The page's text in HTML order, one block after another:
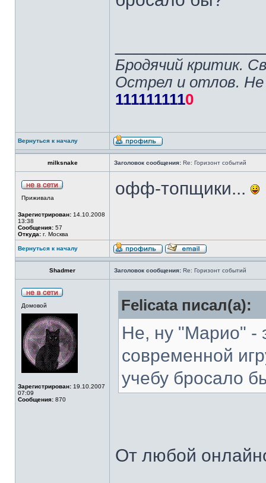
Бродячий критик.
Острел и отлов. Не
1111111110
Вернуться к началу
milksnake Заголовок сообщения: Re: Горизонт событий
Приживала
Зарегистрирован: 14.10.2008
13:38
Сообщения: 57
Откуда: г. Москва
офф-топщики...
Вернуться к началу
Shadmer Заголовок сообщения: Re: Горизонт событий
Домовой
Зарегистрирован: 19.10.2007
07:09
Сообщения: 870
Felicata писал(а):
Не, ну "Марио" -
современной
учебу бросало
От любой